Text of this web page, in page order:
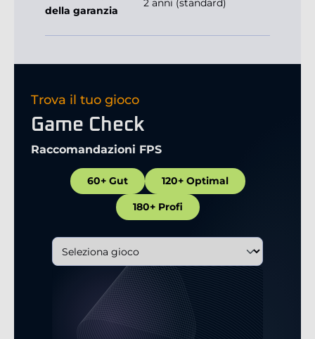
della garanzia
2 anni (standard)
Trova il tuo gioco
Game Check
Raccomandazioni FPS
60+ Gut 120+ Optimal
180+ Profi